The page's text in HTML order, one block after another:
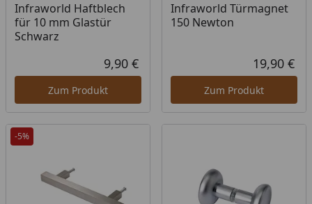
Infraworld Haftblech
für 10 mm Glastür
Schwarz
Aktueller Preis
9,90 €
Zum Produkt
Infraworld Türmagnet
150 Newton
19,90 €
Zum Produkt
-5%